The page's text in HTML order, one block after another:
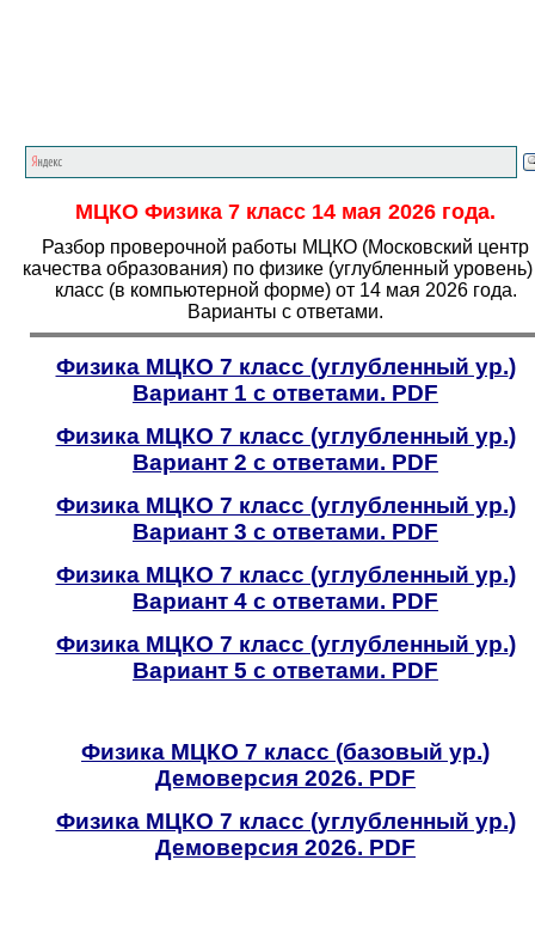
МЦКО Физика 7 класс 14 мая 2026 года.
Разбор проверочной работы МЦКО (Московский центр
качества образования) по физике (углубленный
класс (в компьютерной форме) от 14 мая 2026 года.
Варианты с ответами.
Физика МЦКО 7 класс (углубленный ур.)
Вариант 1 с ответами. PDF
Физика МЦКО 7 класс (углубленный ур.)
Вариант 2 с ответами. PDF
Физика МЦКО 7 класс (углубленный ур.)
Вариант 3 с ответами. PDF
Физика МЦКО 7 класс (углубленный ур.)
Вариант 4 с ответами. PDF
Физика МЦКО 7 класс (углубленный ур.)
Вариант 5 с ответами. PDF
Физика МЦКО 7 класс (базовый ур.)
Демоверсия 2026. PDF
Физика МЦКО 7 класс (углубленный ур.)
Демоверсия 2026. PDF